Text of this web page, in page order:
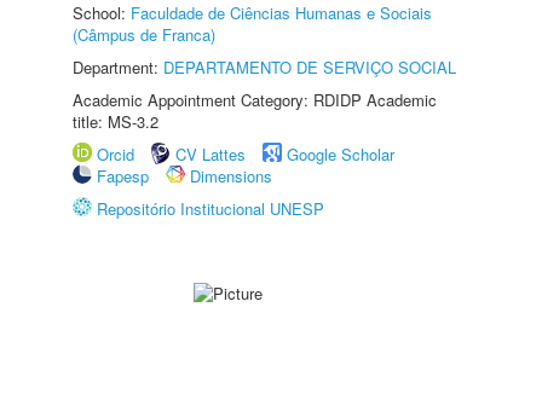
School: Faculdade de Ciências Humanas e Sociais
(Câmpus de Franca)
Department: DEPARTAMENTO DE SERVIÇO SOCIAL
Academic Appointment Category: RDIDP Academic
title: MS-3.2
Orcid
CV Lattes
Google Scholar
Fapesp
Dimensions
Repositório Institucional UNESP